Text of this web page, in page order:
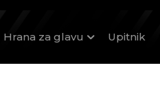
Hrana za glavu Upitnik